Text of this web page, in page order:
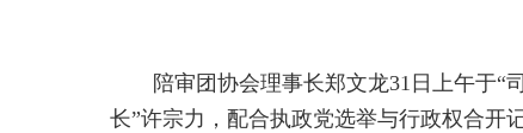
陪审团协会理事长郑文龙31日上午于“
长”许宗力，配合执政党选举与行政权合开